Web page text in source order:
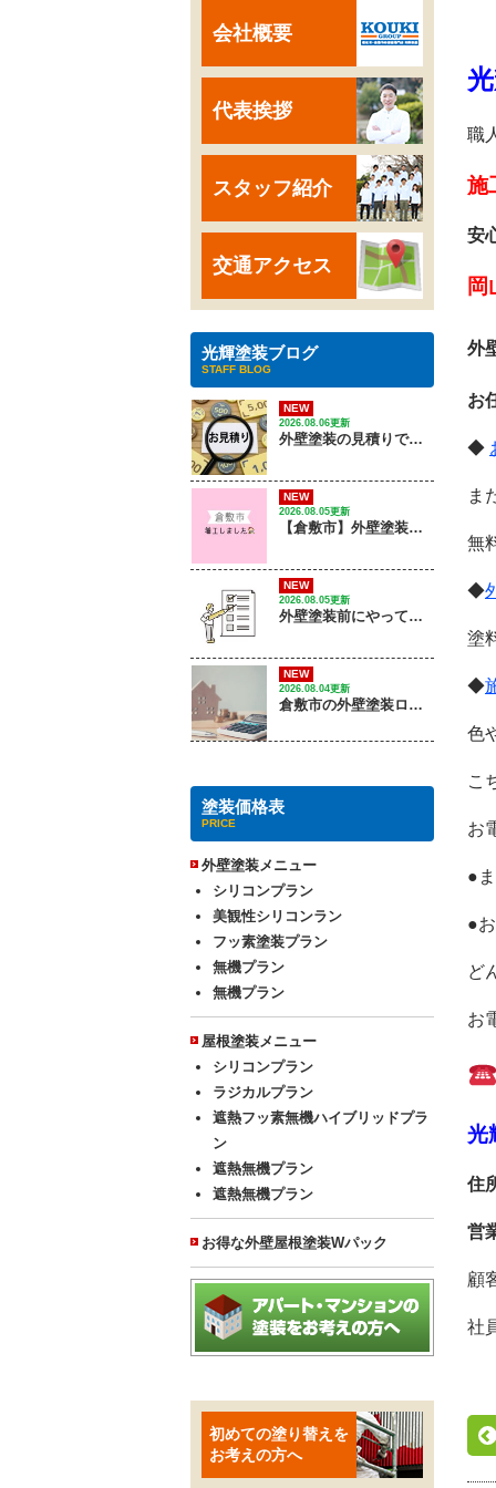
職
施
安
岡
外
お
◆
ま
無
◆
塗
◆
色
こ
お
●
●
ど
お
光
住
営
顧
社
会社概要
代表挨拶
スタッフ紹介
交通アクセス
光輝塗装ブログ
STAFF BLOG
NEW
2026.08.06更新
外壁塗装の見積りで確認するポイントは？
NEW
2026.08.05更新
【倉敷市】外壁塗装工事 / 着工しました
NEW
2026.08.05更新
外壁塗装前にやっておくこと５選！工事前に準備しておくと安心なポイントは？
NEW
2026.08.04更新
倉敷市の外壁塗装ローンで失敗しない！ 種類・金利・審査のポイントは？
塗装価格表
PRICE
外壁塗装メニュー
シリコンプラン
美観性シリコンラン
フッ素塗装プラン
無機プラン
無機プラン
屋根塗装メニュー
シリコンプラン
ラジカルプラン
遮熱フッ素無機ハイブリッドプラ
ン
遮熱無機プラン
遮熱無機プラン
お得な外壁屋根塗装Wパック
初めての塗り替えを
お考えの方へ